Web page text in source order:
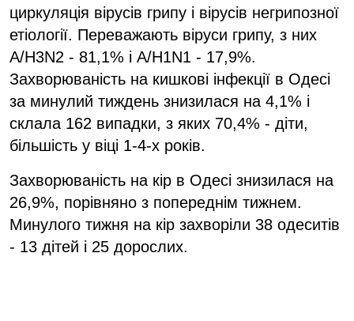
циркуляція вірусів грипу і вірусів негрипозної
етіології. Переважають віруси грипу, з них
А/H3N2 - 81,1% і А/H1N1 - 17,9%.
Захворюваність на кишкові інфекції в Одесі
за минулий тиждень знизилася на 4,1% і
склала 162 випадки, з яких 70,4% - діти,
більшість у віці 1-4-х років.
Захворюваність на кір в Одесі знизилася на
26,9%, порівняно з попереднім тижнем.
Минулого тижня на кір захворіли 38 одеситів
- 13 дітей і 25 дорослих.